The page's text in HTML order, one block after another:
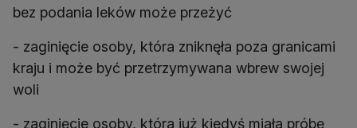
bez podania leków może przeżyć
- zaginięcie osoby, która zniknęła poza granicami
kraju i może być przetrzymywana wbrew swojej
woli
- zaginięcie osoby, która już kiedyś miała próbę